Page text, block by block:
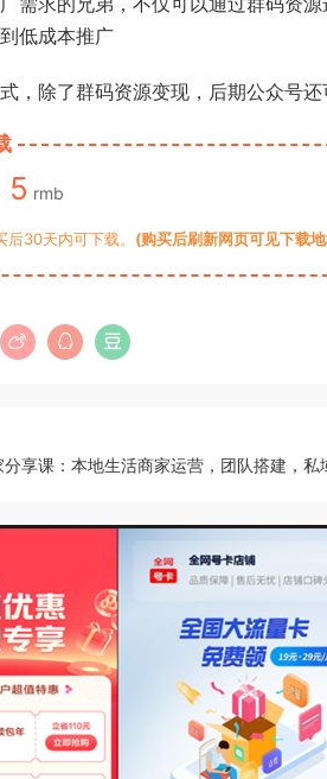
低成本推广
，除了群码资源变现，后期公众号
5 rmb
后30天内可下载。 (购买后刷新网页可见下载
分享课：本地生活商家运营，团队搭建，私